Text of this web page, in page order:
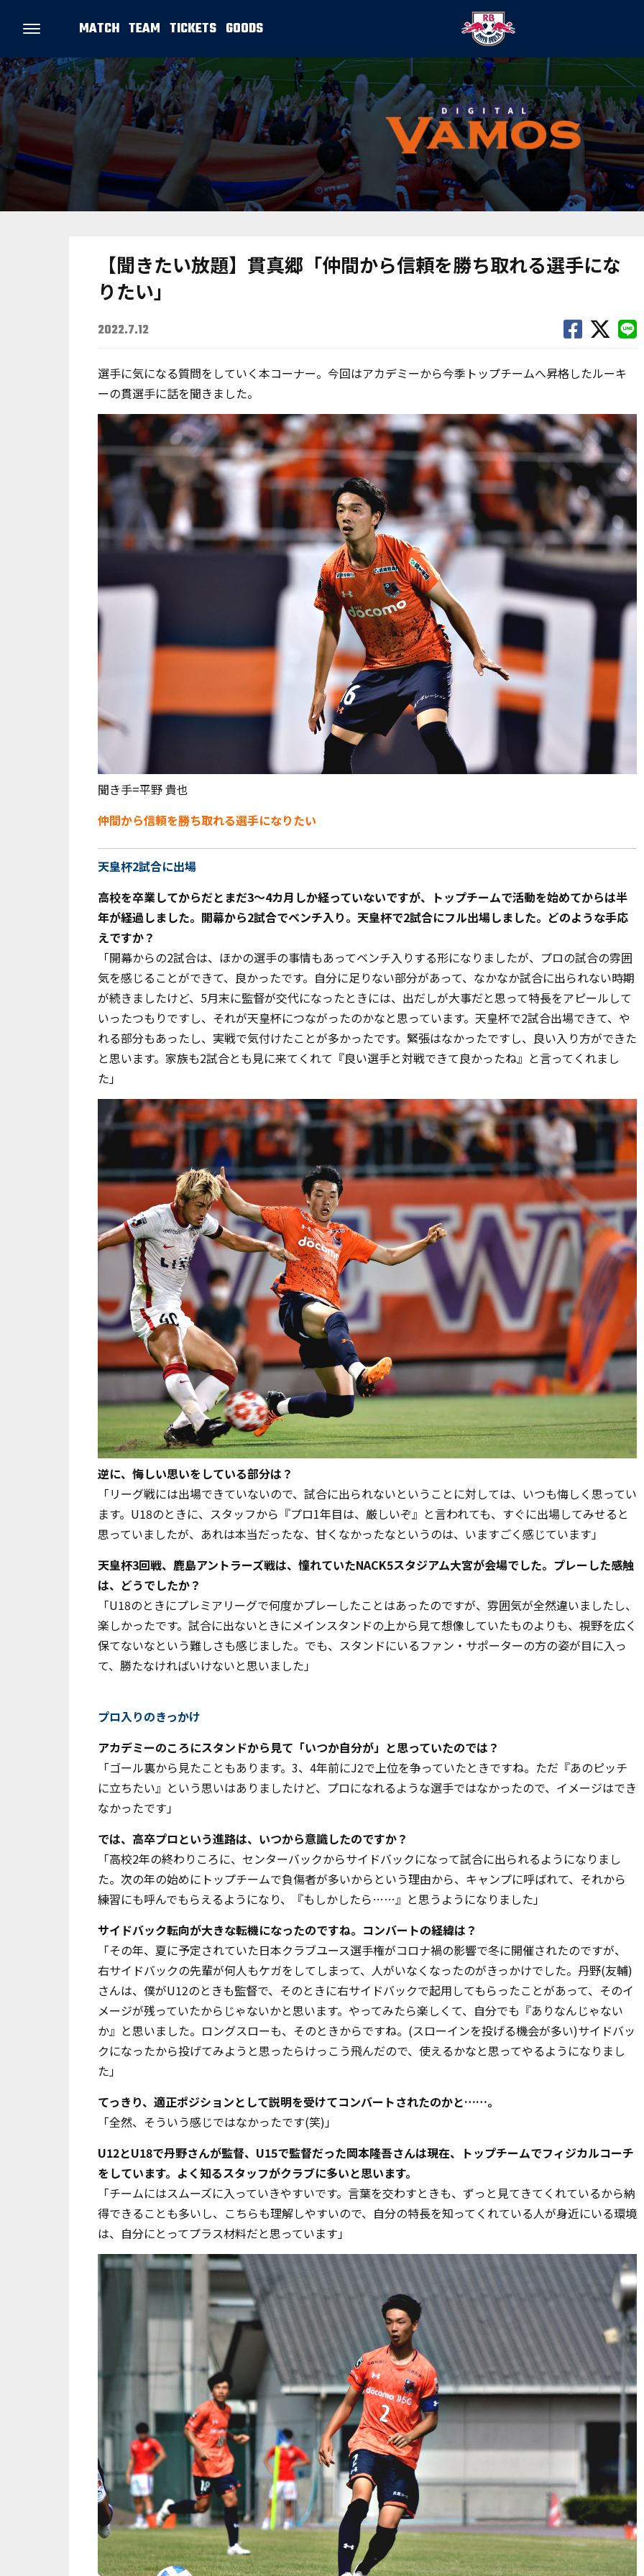
MATCH TEAM TICKETS GOODS
【聞きたい放題】貫真郷「仲間から信頼を勝ち取れる選手にな
りたい」
2022.7.12
選手に気になる質問をしていく本コーナー。今回はアカデミーから今季トップチームへ昇格したルーキ
ーの貫選手に話を聞きました。
聞き手=平野 貴也
仲間から信頼を勝ち取れる選手になりたい
天皇杯2試合に出場
――高校を卒業してからだとまだ3～4カ月しか経っていないですが、トップチームで活動を始めてからは半
年が経過しました。開幕から2試合でベンチ入り。天皇杯で2試合にフル出場しました。どのような手応
えですか？
「開幕からの2試合は、ほかの選手の事情もあってベンチ入りする形になりましたが、プロの試合の雰囲
気を感じることができて、良かったです。自分に足りない部分があって、なかなか試合に出られない時期
が続きましたけど、 5月末に監督が交代になったときには、出だしが大事だと思って特長をアピールして
いったつもりですし、それが天皇杯につながったのかなと思っています。天皇杯で2試合出場できて、や
れる部分もあったし、実戦で気付けたことが多かったです。緊張はなかったですし、良い入り方ができた
と思います。家族も2試合とも見に来てくれて『良い選手と対戦できて良かったね』と言ってくれまし
た」
――逆に、悔しい思いをしている部分は？
「リーグ戦には出場できていないので、試合に出られないということに対しては、いつも悔しく思ってい
ます。 U18のときに、スタッフから『プロ1年目は、厳しいぞ』と言われても、すぐに出場してみせると
思っていましたが、あれは本当だったな、甘くなかったなというのは、いますごく感じています」
――天皇杯3回戦、鹿島アントラーズ戦は、憧れていたNACK5スタジアム大宮が会場でした。プレーした感触
は、どうでしたか？
「U18のときにプレミアリーグで何度かプレーしたことはあったのですが、雰囲気が全然違いましたし、
楽しかったです。試合に出ないときにメインスタンドの上から見て想像していたものよりも、視野を広く
保てないなという難しさも感じました。でも、スタンドにいるファン・サポーターの方の姿が目に入っ
て、勝たなければいけないと思いました」
プロ入りのきっかけ
――アカデミーのころにスタンドから見て「いつか自分が」と思っていたのでは？
「ゴール裏から見たこともあります。 3、 4年前にJ2で上位を争っていたときですね。ただ『あのピッチ
に立ちたい』という思いはありましたけど、プロになれるような選手ではなかったので、イメージはでき
なかったです」
――では、高卒プロという進路は、いつから意識したのですか？
「高校2年の終わりころに、センターバックからサイドバックになって試合に出られるようになりまし
た。次の年の始めにトップチームで負傷者が多いからという理由から、キャンプに呼ばれて、それから
練習にも呼んでもらえるようになり、『もしかしたら……』と思うようになりました」
――サイドバック転向が大きな転機になったのですね。コンバートの経緯は？
「その年、夏に予定されていた日本クラブユース選手権がコロナ禍の影響で冬に開催されたのですが、
右サイドバックの先輩が何人もケガをしてしまって、人がいなくなったのがきっかけでした。丹野(友輔)
さんは、僕がU12のときも監督で、そのときに右サイドバックで起用してもらったことがあって、そのイ
メージが残っていたからじゃないかと思います。やってみたら楽しくて、自分でも『ありなんじゃない
か』と思いました。ロングスローも、そのときからですね。(スローインを投げる機会が多い)サイドバッ
クになったから投げてみようと思ったらけっこう飛んだので、使えるかなと思ってやるようになりまし
た」
――てっきり、適正ポジションとして説明を受けてコンバートされたのかと……。
「全然、そういう感じではなかったです(笑)」
――U12とU18で丹野さんが監督、U15で監督だった岡本隆吾さんは現在、トップチームでフィジカルコーチ
をしています。よく知るスタッフがクラブに多いと思います。
「チームにはスムーズに入っていきやすいです。言葉を交わすときも、ずっと見てきてくれているから納
得できることも多いし、こちらも理解しやすいので、自分の特長を知ってくれている人が身近にいる環境
は、自分にとってプラス材料だと思っています」